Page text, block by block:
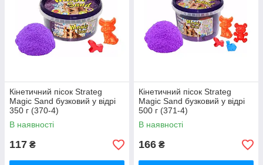
Кінетичний пісок Strateg
Magic Sand бузковий у відрі
350 г (370-4)
В наявності
117 ₴
Кінетичний пісок Strateg
Magic Sand бузковий у відрі
500 г (371-4)
В наявності
166 ₴